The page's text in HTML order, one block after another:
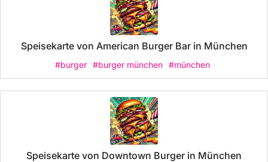
Speisekarte von American Burger Bar in München
#burger #burger münchen #münchen
Speisekarte von Downtown Burger in München